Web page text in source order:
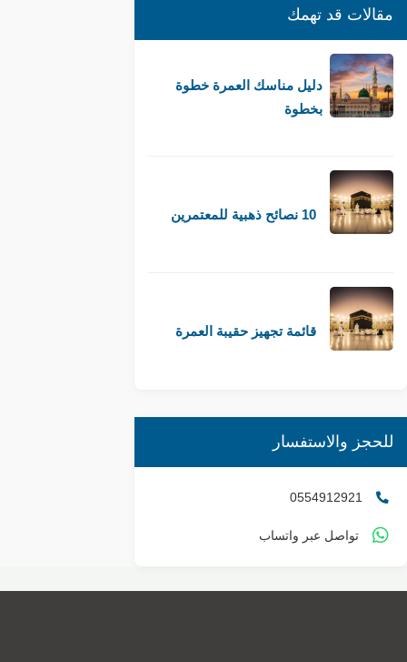
مقالات قد تهمك
دليل مناسك العمرة خطوة
بخطوة
10 نصائح ذهبية للمعتمرين
قائمة تجهيز حقيبة العمرة
للحجز والاستفسار
0554912921
تواصل عبر واتساب